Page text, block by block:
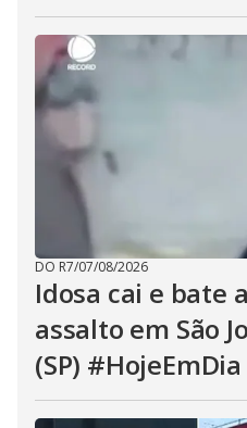
DO R7/07/08/2026
Idosa cai e bate
assalto em São
(SP)